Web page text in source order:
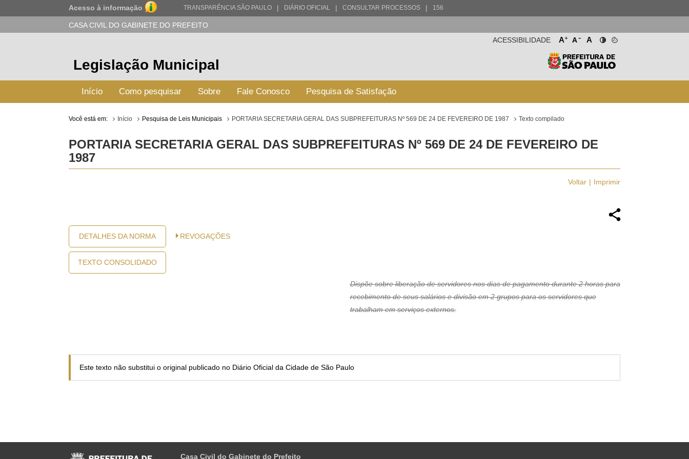
Acesso à informação TRANSPARÊNCIA SÃO PAULO | DIÁRIO OFICIAL | CONSULTAR PROCESSOS | 156
CASA CIVIL DO GABINETE DO PREFEITO
A+ A- A
ACESSIBILIDADE
Legislação Municipal
Início Como pesquisar Sobre Fale Conosco Pesquisa de Satisfação
Você está em: Início Pesquisa de Leis Municipais PORTARIA SECRETARIA GERAL DAS SUBPREFEITURAS Nº 569 DE 24 DE FEVEREIRO DE 1987 Texto compilado
PORTARIA SECRETARIA GERAL DAS SUBPREFEITURAS Nº 569 DE 24 DE FEVEREIRO DE
1987
Voltar Imprimir
DETALHES DA NORMA
TEXTO CONSOLIDADO
REVOGAÇÕES
Dispõe sobre liberação de servidores nos dias de pagamento durante 2 horas para
recebimento de seus salários e divisão em 2 grupos para os servidores que
trabalham em serviços externos.
Este texto não substitui o original publicado no Diário Oficial da Cidade de São Paulo
Casa Civil do Gabinete do Prefeito